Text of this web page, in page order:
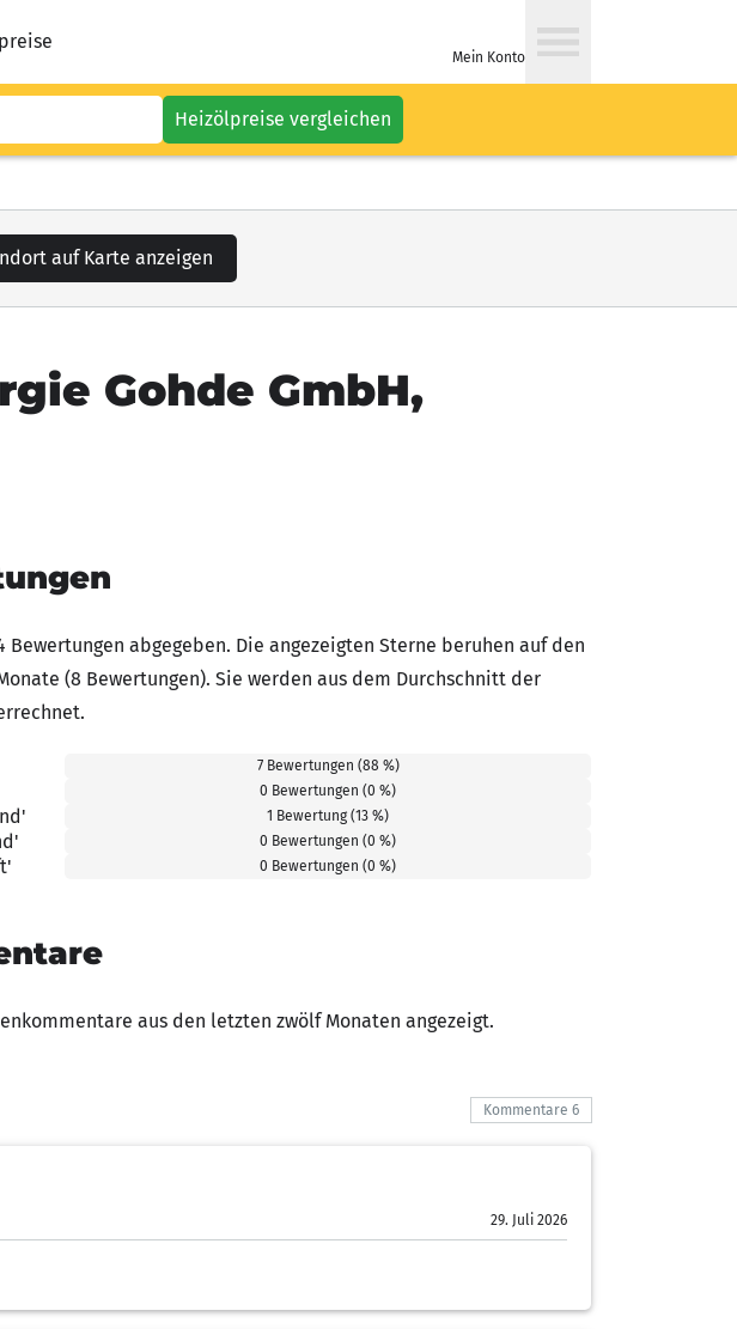
Mein Konto
Heizölpreise vergleichen
auf Karte anzeigen
Gohde GmbH,
Bewertungen abgegeben. Die angezeigten Sterne beruhen auf den
(8 Bewertungen). Sie werden aus dem Durchschnitt der
7 Bewertungen (88 %)
0 Bewertungen (0 %)
1 Bewertung (13 %)
0 Bewertungen (0 %)
0 Bewertungen (0 %)
aus den letzten zwölf Monaten angezeigt.
Kommentare 6
29. Juli 2026